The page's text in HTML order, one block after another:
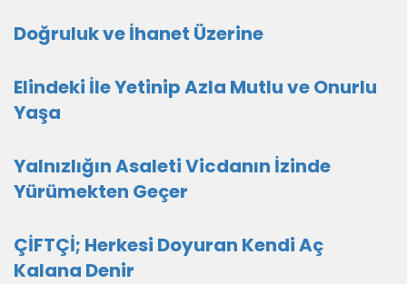
Doğruluk ve İhanet Üzerine
Elindeki İle Yetinip Azla Mutlu ve Onurlu
Yaşa
Yalnızlığın Asaleti Vicdanın İzinde
Yürümekten Geçer
ÇİFTÇİ; Herkesi Doyuran Kendi Aç
Kalana Denir